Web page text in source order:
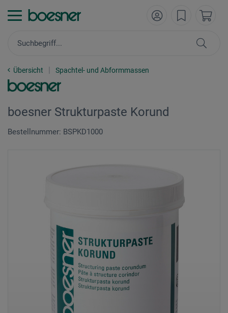
Übersicht Spachtel- und Abformmassen
boesner Strukturpaste Korund
Bestellnummer: BSPKD1000